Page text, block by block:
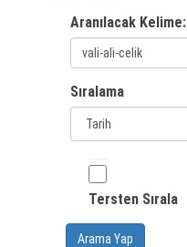
Aranılacak Kelime:
Sıralama
Tersten Sırala
Arama Yap